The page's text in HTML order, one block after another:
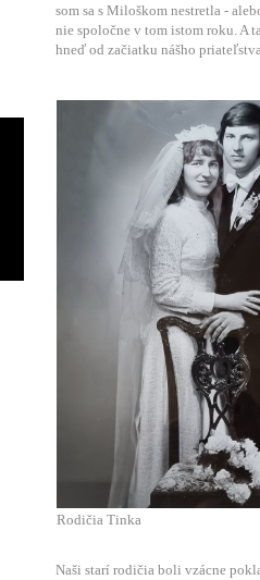
som sa s Miloškom nestretla -
nie spoločne v tom istom roku. A
hneď od začiatku nášho
Rodičia Tinka
Naši starí rodičia boli vzácne